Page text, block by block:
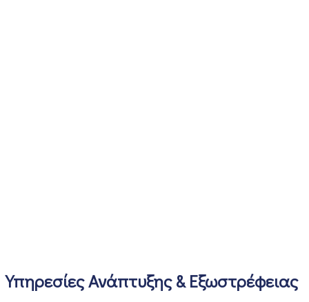
Υπηρεσίες Ανάπτυξης & Εξωστρέφειας